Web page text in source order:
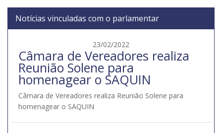
Notícias vinculadas com o parlamentar
23/02/2022
Câmara de Vereadores realiza
Reunião Solene para
homenagear o SAQUIN
Câmara de Vereadores realiza Reunião Solene para
homenagear o SAQUIN